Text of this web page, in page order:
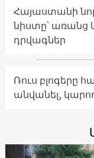
Հայաստանի
նիստը՝ առանց
դրվագներ
Ռուս բլոգերը
անվանել,